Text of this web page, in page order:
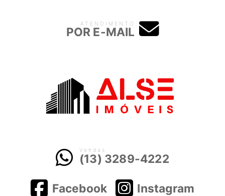
ATENDIMENTO
POR E-MAIL
Vendas
(13) 3289-4222
Facebook Instagram